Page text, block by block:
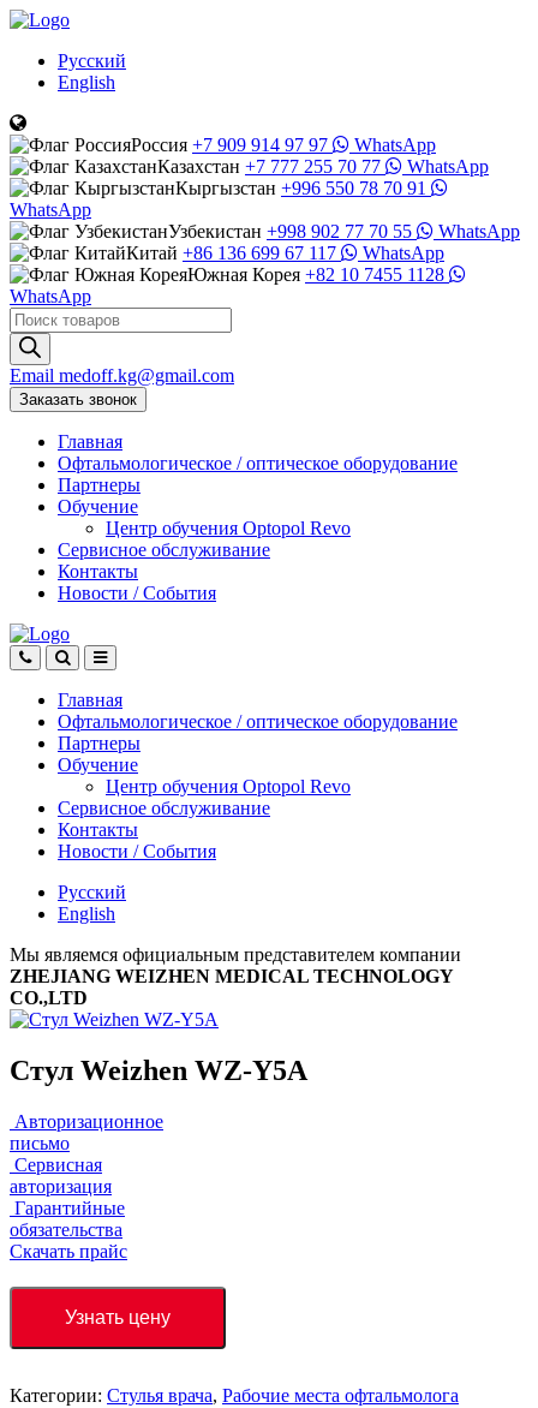
Русский
English
Россия +7 909 914 97 97
WhatsApp
Казахстан +7 777 255 70 77
WhatsApp
Кыргызстан +996 550 78 70 91
WhatsApp
Узбекистан +998 902 77 70 55
WhatsApp
Китай +86 136 699 67 117
WhatsApp
Южная Корея +82 10 7455 1128
WhatsApp
Поиск
товаров
Email medoff.kg@gmail.com
Заказать звонок
Главная
Офтальмологическое / оптическое оборудование
Партнеры
Обучение
Центр обучения Оptopol Revo
Сервисное обслуживание
Контакты
Новости / События
Главная
Офтальмологическое / оптическое оборудование
Партнеры
Обучение
Центр обучения Оptopol Revo
Сервисное обслуживание
Контакты
Новости / События
Русский
English
Мы являемся официальным представителем компании
ZHEJIANG WEIZHEN MEDICAL TECHNOLOGY
CO.,LTD
Стул Weizhen WZ-Y5A
Авторизационное
письмо
Сервисная
авторизация
Гарантийные
обязательства
Скачать прайс
Узнать цену
Категории: Стулья врача, Рабочие места офтальмолога